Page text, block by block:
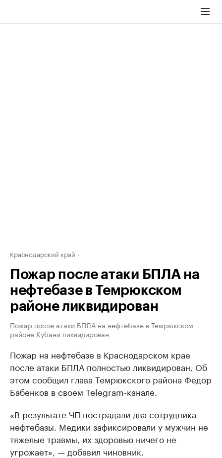
Краснодарский край
Пожар после атаки БПЛА на
нефтебазе в Темрюкском
районе ликвидирован
Пожар после атаки БПЛА на нефтебазе в Темрюкском
районе Кубани ликвидирован
Пожар на нефтебазе в Краснодарском крае
после атаки БПЛА полностью ликвидирован. Об
этом сообщил глава Темрюкского района Федор
Бабенков в своем Telegram-канале.
«В результате ЧП пострадали два сотрудника
нефтебазы. Медики зафиксировали у мужчин не
тяжелые травмы, их здоровью ничего не
угрожает», — добавил чиновник.